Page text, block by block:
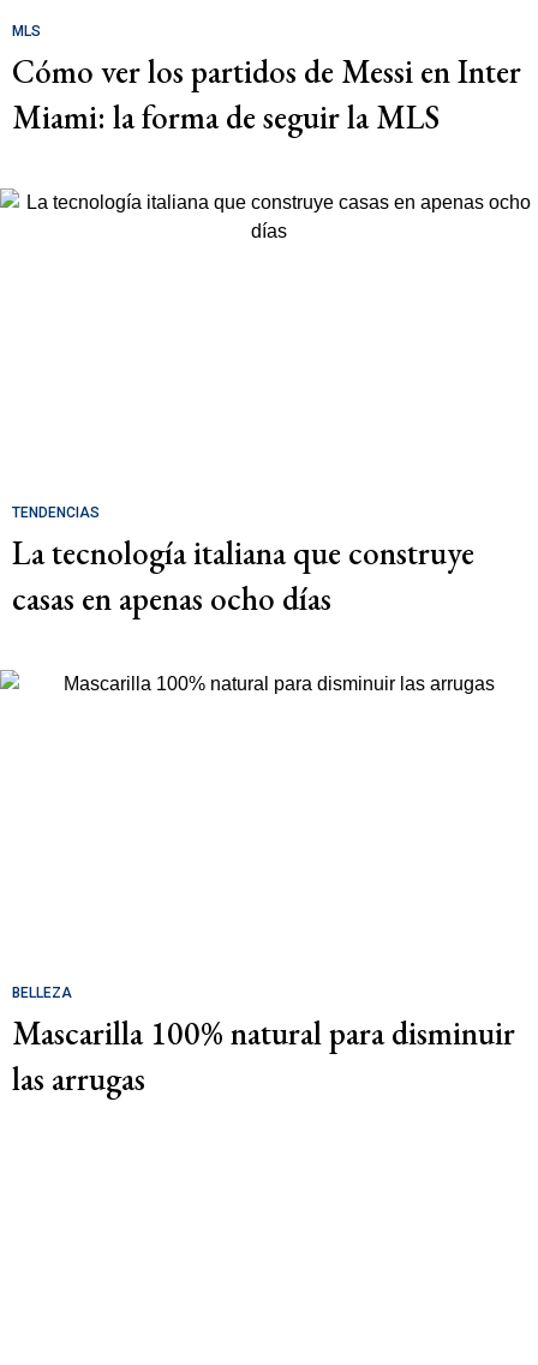
MLS
Cómo ver los partidos de Messi en Inter
Miami: la forma de seguir la MLS
TENDENCIAS
La tecnología italiana que construye
casas en apenas ocho días
BELLEZA
Mascarilla 100% natural para disminuir
las arrugas